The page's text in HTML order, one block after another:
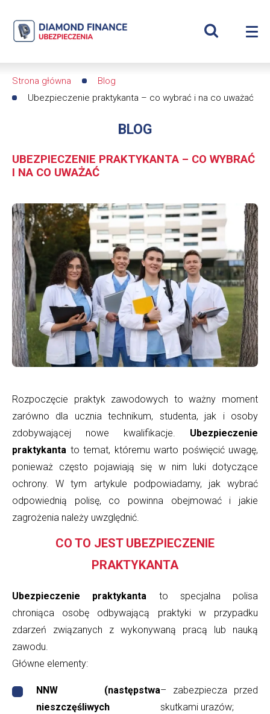
Ubezpieczenie
–
co
na
co
uważać
Wyświetl
Ścieżka
Strona główna
Blog
Ubezpieczenie praktykanta – co wybrać i na co uważać
BLOG
UBEZPIECZENIE PRAKTYKANTA – CO WYBRAĆ
I NA CO UWAŻAĆ
Obrazek
Rozpoczęcie praktyk zawodowych to ważny moment
zarówno dla ucznia technikum, studenta, jak i osoby
zdobywającej nowe kwalifikacje. Ubezpieczenie
praktykanta to temat, któremu warto poświęcić uwagę,
ponieważ często pojawiają się w nim luki dotyczące
ochrony. W tym artykule podpowiadamy, jak wybrać
odpowiednią polisę, co powinna obejmować i jakie
zagrożenia należy uwzględnić.
CO TO JEST UBEZPIECZENIE
PRAKTYKANTA
Ubezpieczenie praktykanta to specjalna polisa
chroniąca osobę odbywającą praktyki w przypadku
zdarzeń związanych z wykonywaną pracą lub nauką
zawodu.
Główne elementy:
NNW (następstwa
nieszczęśliwych
– zabezpiecza przed
skutkami urazów;